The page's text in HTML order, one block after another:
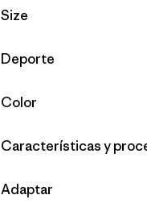
Filtrar por
Size
Filtrar por
Deporte
Filtrar por
Color
Filtrar por
Características y
Filtrar por
Adaptar